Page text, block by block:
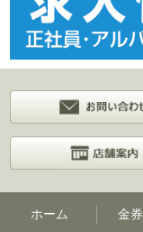
ホーム 金